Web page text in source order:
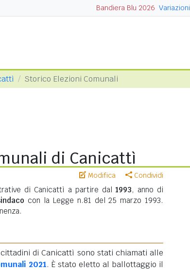
Bandiera Blu 2026 Variazioni
Storico Elezioni Comunali
di Canicattì
Modifica Condividi
di Canicattì a partire dal1993, anno di
con la Legge n.81 del 25 marzo 1993.
cittadini di Canicattì sono stati chiamati alle
2021. È stato eletto al ballottaggio il